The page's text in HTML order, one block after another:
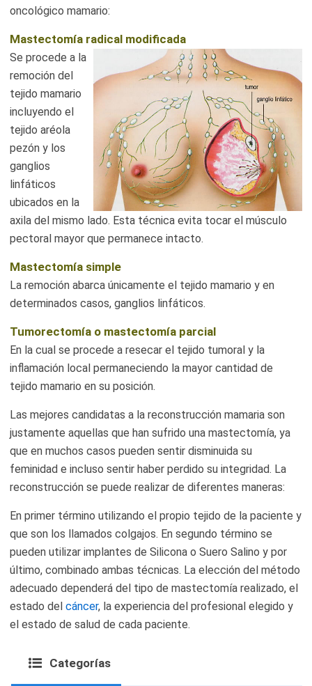
oncológico mamario:
Mastectomía radical modificada
Se procede a la
remoción del
tejido mamario
incluyendo el
tejido aréola
pezón y los
ganglios
linfáticos
ubicados en la
axila del mismo lado. Esta técnica evita tocar el músculo
pectoral mayor que permanece intacto.
Mastectomía simple
La remoción abarca únicamente el tejido mamario y en
determinados casos, ganglios linfáticos.
Tumorectomía o mastectomía parcial
En la cual se procede a resecar el tejido tumoral y la
inflamación local permaneciendo la mayor cantidad de
tejido mamario en su posición.
Las mejores candidatas a la reconstrucción mamaria son
justamente aquellas que han sufrido una mastectomía, ya
que en muchos casos pueden sentir disminuida su
feminidad e incluso sentir haber perdido su integridad. La
reconstrucción se puede realizar de diferentes maneras:
En primer término utilizando el propio tejido de la paciente y
que son los llamados colgajos. En segundo término se
pueden utilizar implantes de Silicona o Suero Salino y por
último, combinado ambas técnicas. La elección del método
adecuado dependerá del tipo de mastectomía realizado, el
estado del cáncer, la experiencia del profesional elegido y
el estado de salud de cada paciente.
Categorías